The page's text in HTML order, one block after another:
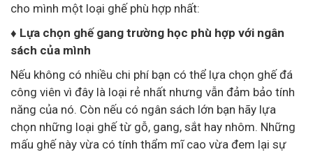
cho mình một loại ghế phù hợp nhất:
♦ Lựa chọn ghế gang trường học phù hợp với ngân
sách của mình
Nếu không có nhiều chi phí bạn có thể lựa chọn ghế đá
công viên vì đây là loại rẻ nhất nhưng vẫn đảm bảo tính
năng của nó. Còn nếu có ngân sách lớn bạn hãy lựa
chọn những loại ghế từ gỗ, gang, sắt hay nhôm. Những
mấu ghế này vừa có tính thẩm mĩ cao vừa đem lại sự